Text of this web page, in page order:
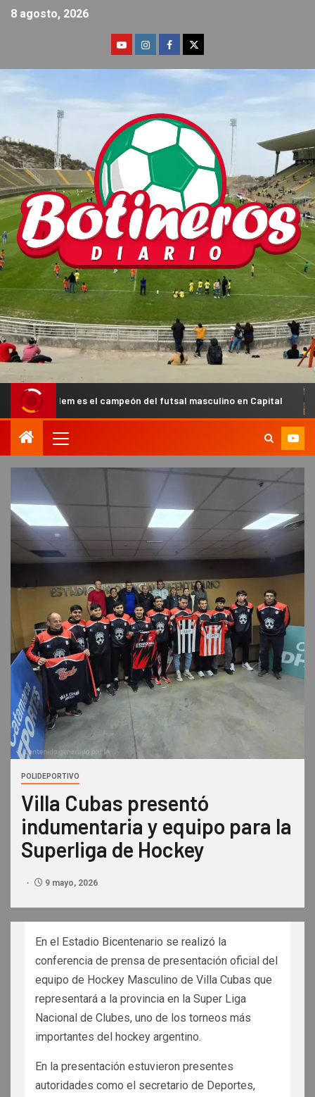
8 agosto, 2026
es el campeón del futsal masculino en Capital Villa
POLIDEPORTIVO
Villa Cubas presentó
indumentaria y equipo para la
Superliga de Hockey
9 mayo, 2026
En el Estadio Bicentenario se realizó la
conferencia de prensa de presentación oficial del
equipo de Hockey Masculino de Villa Cubas que
representará a la provincia en la Super Liga
Nacional de Clubes, uno de los torneos más
importantes del hockey argentino.
En la presentación estuvieron presentes
autoridades como el secretario de Deportes,